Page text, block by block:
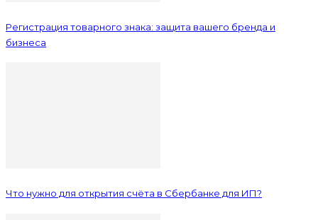
Регистрация товарного знака: защита вашего бренда и
бизнеса
Что нужно для открытия счёта в Сбербанке для ИП?